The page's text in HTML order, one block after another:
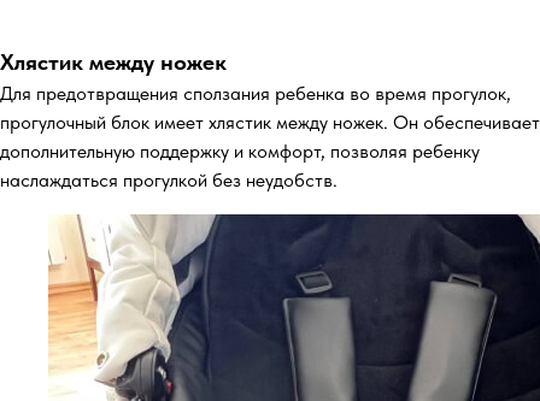
Хлястик между ножек
Для предотвращения сползания ребенка во время прогулок,
прогулочный блок имеет хлястик между ножек. Он обеспечивает
дополнительную поддержку и комфорт, позволяя ребенку
наслаждаться прогулкой без неудобств.